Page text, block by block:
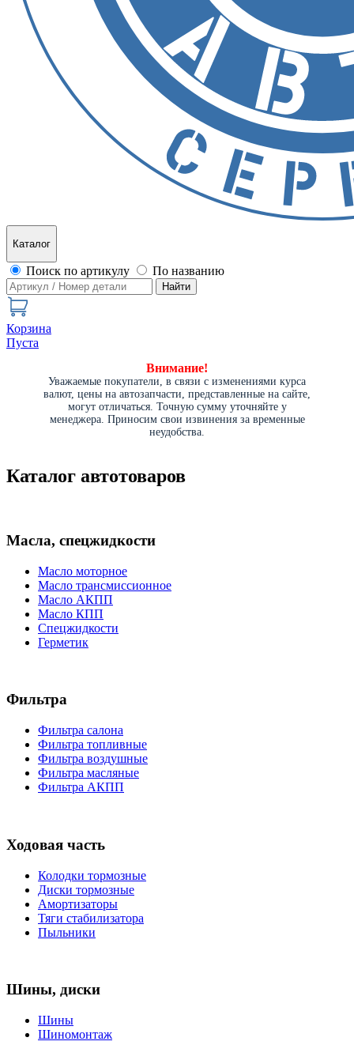
Каталог
Поиск по артикулу По названию
Найти
Корзина
Пуста
Внимание!
Уважаемые покупатели, в связи с изменениями курса
валют, цены на автозапчасти, представленные на сайте,
могут отличаться. Точную сумму уточняйте у
менеджера. Приносим свои извинения за временные
неудобства.
Каталог автотоваров
Масла, спецжидкости
Масло моторное
Масло трансмиссионное
Масло АКПП
Масло КПП
Спецжидкости
Герметик
Фильтра
Фильтра салона
Фильтра топливные
Фильтра воздушные
Фильтра масляные
Фильтра АКПП
Ходовая часть
Колодки тормозные
Диски тормозные
Амортизаторы
Тяги стабилизатора
Пыльники
Шины, диски
Шины
Шиномонтаж